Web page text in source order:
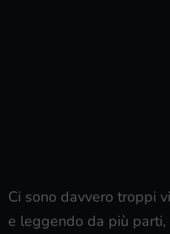
Ci sono davvero troppi
e leggendo da più